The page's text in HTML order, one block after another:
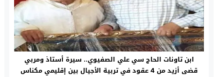
ابن تاونات الحاج سي علي الصفيوي.. سيرة أستاذ ومربي
قضى أزيد من 4 عقود في تربية الأجيال بين إقليمي مكناس